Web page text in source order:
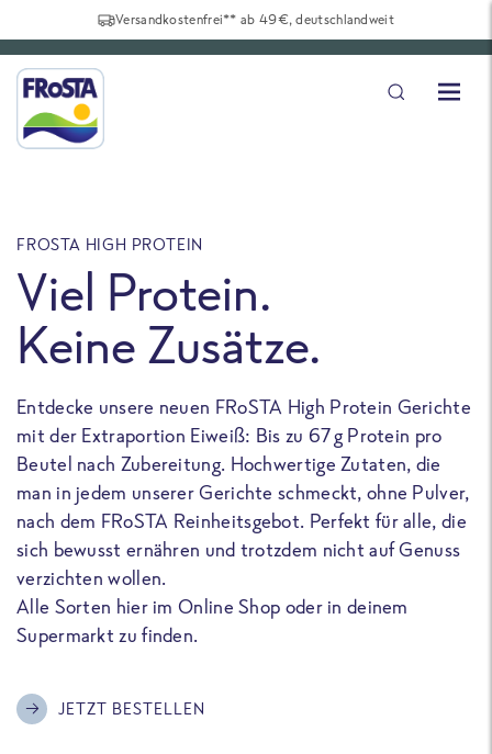
Versandkostenfrei** ab 49€, deutschlandweit
FROSTA HIGH PROTEIN
Viel Protein.
Keine Zusätze.
Entdecke unsere neuen FRoSTA High Protein Gerichte
mit der Extraportion Eiweiß: Bis zu 67 g Protein pro
Beutel nach Zubereitung. Hochwertige Zutaten, die
man in jedem unserer Gerichte schmeckt, ohne Pulver,
nach dem FRoSTA Reinheitsgebot. Perfekt für alle, die
sich bewusst ernähren und trotzdem nicht auf Genuss
verzichten wollen.
Alle Sorten hier im Online Shop oder in deinem
Supermarkt zu finden.
JETZT BESTELLEN